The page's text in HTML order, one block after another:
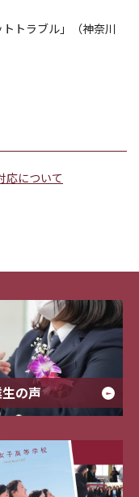
トラブル」（神奈川
について
の声